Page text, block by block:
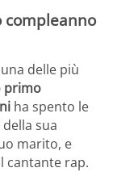
compleanno
delle più
primo
ha spento le
sua
marito, e
cantante rap.